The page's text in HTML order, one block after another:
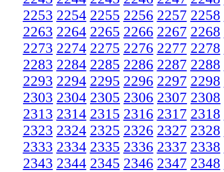
2253 2254 2255 2256 2257 2258
2263 2264 2265 2266 2267 2268
2273 2274 2275 2276 2277 2278
2283 2284 2285 2286 2287 2288
2293 2294 2295 2296 2297 2298
2303 2304 2305 2306 2307 2308
2313 2314 2315 2316 2317 2318
2323 2324 2325 2326 2327 2328
2333 2334 2335 2336 2337 2338
2343 2344 2345 2346 2347 2348